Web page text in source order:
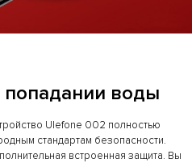
попадании воды
Ulefone 002 полностью
стандартам безопасности.
встроенная защита. Вы